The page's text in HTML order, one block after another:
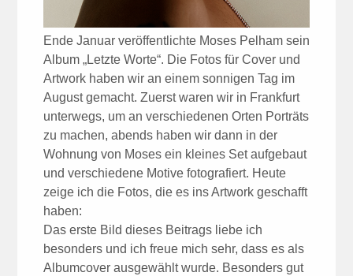
Ende Januar veröffentlichte Moses Pelham sein
Album „Letzte Worte“. Die Fotos für Cover und
Artwork haben wir an einem sonnigen Tag im
August gemacht. Zuerst waren wir in Frankfurt
unterwegs, um an verschiedenen Orten Porträts
zu machen, abends haben wir dann in der
Wohnung von Moses ein kleines Set aufgebaut
und verschiedene Motive fotografiert. Heute
zeige ich die Fotos, die es ins Artwork geschafft
haben:
Das erste Bild dieses Beitrags liebe ich
besonders und ich freue mich sehr, dass es als
Albumcover ausgewählt wurde. Besonders gut